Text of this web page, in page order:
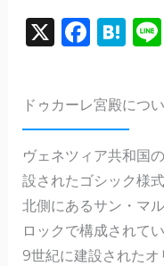
F
c
e
b
o
o
k
H
n
a
X
ドゥカーレ宮殿につ
ヴェネツィア共和国
設されたゴシック様式
北側にあるサン・マ
ロックで構成されてい
9世紀に建設された